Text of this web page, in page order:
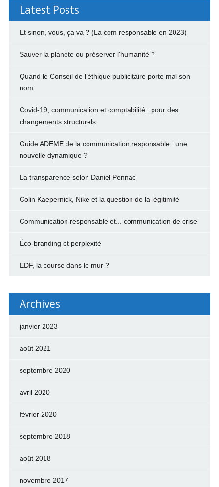
Latest Posts
Et sinon, vous, ça va ? (La com responsable en 2023)
Sauver la planète ou préserver l'humanité ?
Quand le Conseil de l’éthique publicitaire porte mal son
nom
Covid-19, communication et comptabilité : pour des
changements structurels
Guide ADEME de la communication responsable : une
nouvelle dynamique ?
La transparence selon Daniel Pennac
Colin Kaepernick, Nike et la question de la légitimité
Communication responsable et... communication de crise
Éco-branding et perplexité
EDF, la course dans le mur ?
Archives
janvier 2023
août 2021
septembre 2020
avril 2020
février 2020
septembre 2018
août 2018
novembre 2017